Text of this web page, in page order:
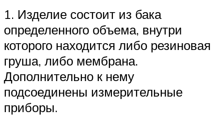
1. Изделие состоит из бака
определенного объема, внутри
которого находится либо резиновая
груша, либо мембрана.
Дополнительно к нему
подсоединены измерительные
приборы.